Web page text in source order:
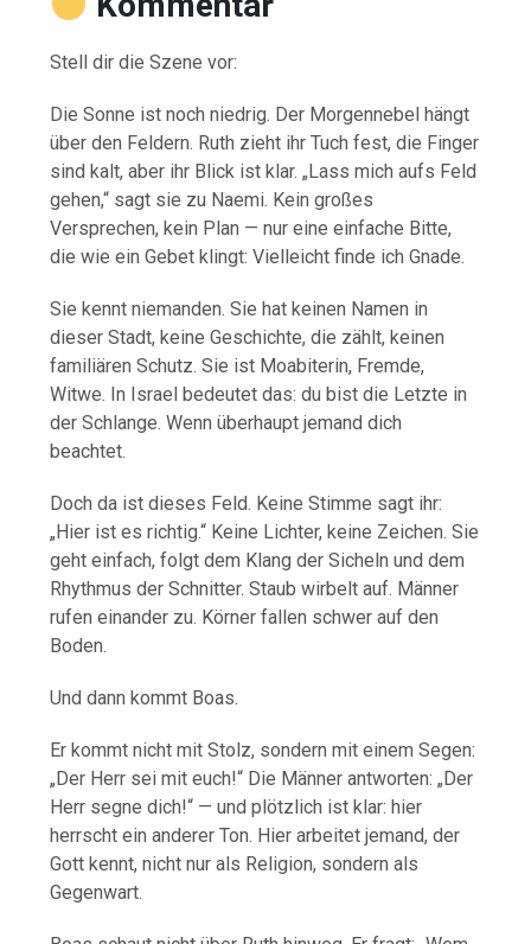
Stell dir die Szene vor:
Die Sonne ist noch niedrig. Der Morgennebel hängt
über den Feldern. Ruth zieht ihr Tuch fest, die Finger
sind kalt, aber ihr Blick ist klar. „Lass mich aufs Feld
gehen,“ sagt sie zu Naemi. Kein großes
Versprechen, kein Plan — nur eine einfache Bitte,
die wie ein Gebet klingt: Vielleicht finde ich Gnade.
Sie kennt niemanden. Sie hat keinen Namen in
dieser Stadt, keine Geschichte, die zählt, keinen
familiären Schutz. Sie ist Moabiterin, Fremde,
Witwe. In Israel bedeutet das: du bist die Letzte in
der Schlange. Wenn überhaupt jemand dich
beachtet.
Doch da ist dieses Feld. Keine Stimme sagt ihr:
„Hier ist es richtig.“ Keine Lichter, keine Zeichen. Sie
geht einfach, folgt dem Klang der Sicheln und dem
Rhythmus der Schnitter. Staub wirbelt auf. Männer
rufen einander zu. Körner fallen schwer auf den
Boden.
Und dann kommt Boas.
Er kommt nicht mit Stolz, sondern mit einem Segen:
„Der Herr sei mit euch!“ Die Männer antworten: „Der
Herr segne dich!“ — und plötzlich ist klar: hier
herrscht ein anderer Ton. Hier arbeitet jemand, der
Gott kennt, nicht nur als Religion, sondern als
Gegenwart.